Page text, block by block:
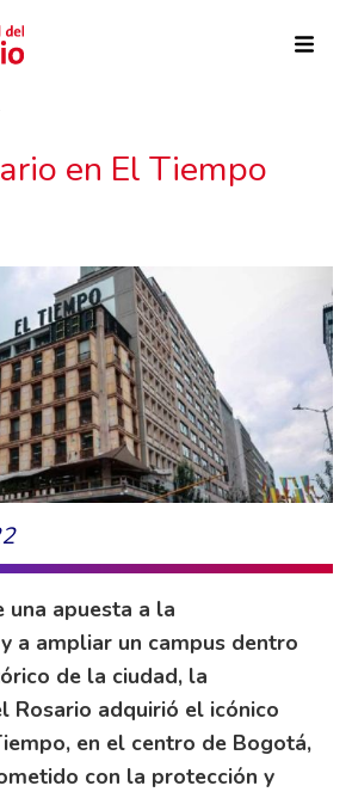
en El Tiempo
una apuesta a la
a ampliar un campus dentro
de la ciudad, la
Rosario adquirió el icónico
en el centro de Bogotá,
con la protección y